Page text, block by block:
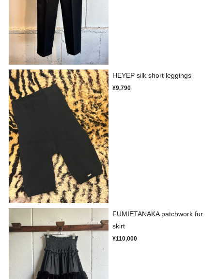
HEYEP silk short leggings
¥9,790
FUMIETANAKA patchwork fur
skirt
¥110,000